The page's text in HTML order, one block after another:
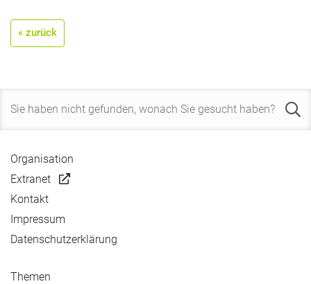
« zurück
Organisation
Extranet
Kontakt
Impressum
Datenschutzerklärung
Themen